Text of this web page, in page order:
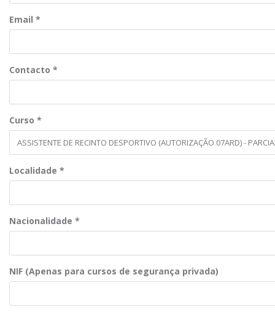
Email *
Contacto *
Curso *
Localidade *
Nacionalidade *
NIF (Apenas para cursos de segurança privada)